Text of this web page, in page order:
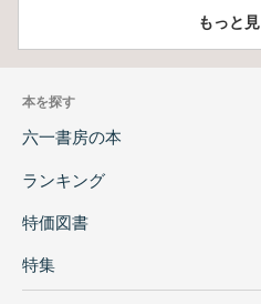
もっと
本を探す
六一書房の本
ランキング
特価図書
特集